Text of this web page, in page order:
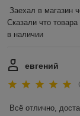
Заехал в магазин
Сказали что
в наличии
евгений
Всё отлично,